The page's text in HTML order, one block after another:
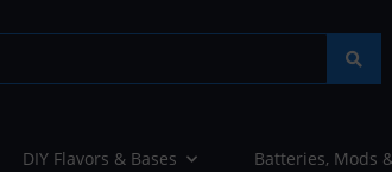
DIY Flavors & Bases Batteries, Mods